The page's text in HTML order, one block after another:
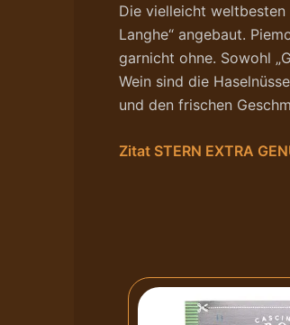
Die vielleicht
Langhe“ angebaut.
garnicht ohne. Sowohl
Wein sind die
und den frischen
Zitat STERN EXTRA